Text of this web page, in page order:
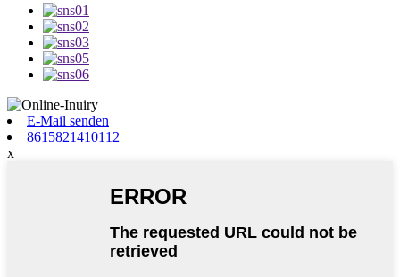
E-Mail senden
8615821410112
x